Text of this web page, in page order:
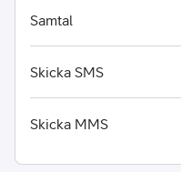
Samtal
Skicka SMS
Skicka MMS